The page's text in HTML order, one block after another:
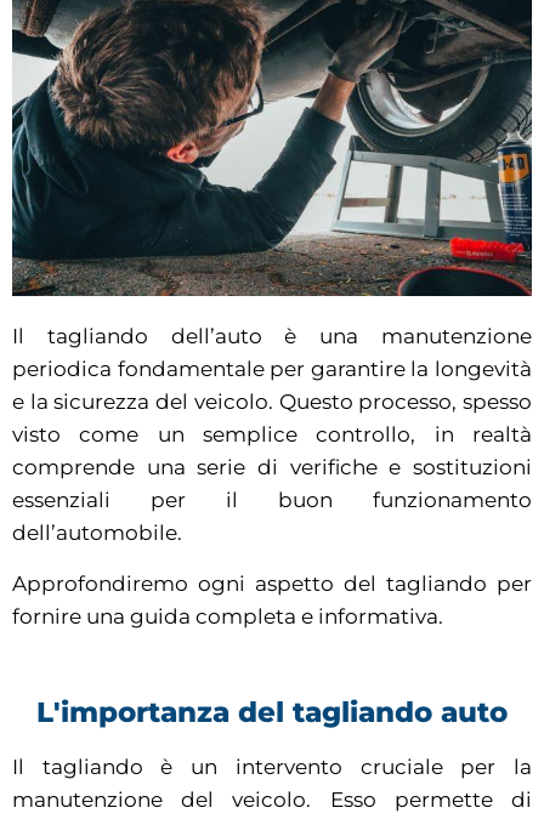
Il tagliando dell’auto è una manutenzione
periodica fondamentale per garantire la longevità
e la sicurezza del veicolo. Questo processo, spesso
visto come un semplice controllo, in realtà
comprende una serie di verifiche e sostituzioni
essenziali per il buon funzionamento
dell’automobile.
Approfondiremo ogni aspetto del tagliando per
fornire una guida completa e informativa.
L'importanza del tagliando auto
Il tagliando è un intervento cruciale per la
manutenzione del veicolo. Esso permette di